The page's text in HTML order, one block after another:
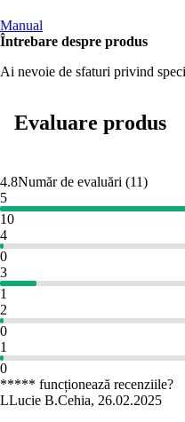
Manual
Întrebare despre produs
Ai nevoie de sfaturi privind
Evaluare produs
4.8Număr de evaluări (11)
5
10
4
0
3
1
2
0
1
0
***** funcționează recenziile?
LLucie B.Cehia, 26.02.2025